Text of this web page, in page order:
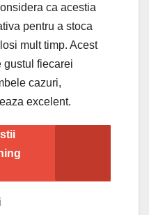
ca acestia
pentru a stoca
mult timp. Acest
gustul fiecarei
cazuri,
excelent.